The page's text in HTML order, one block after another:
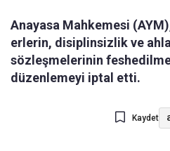
Anayasa Mahkemesi
erlerin, disiplinsizlik ve
sözleşmelerinin
düzenlemeyi iptal etti.
Kaydet